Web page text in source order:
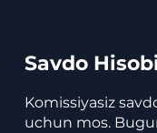
Savdo
Komissiyasiz
uchun mos.